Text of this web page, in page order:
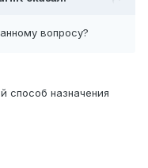
вопросу?
способ назначения